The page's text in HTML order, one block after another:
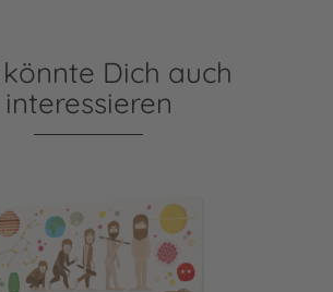
Dich auch
interessieren